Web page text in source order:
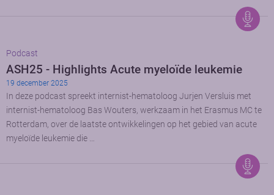
Podcast
ASH25 - Highlights Acute myeloïde leukemie
19 december 2025
In deze podcast spreekt internist-hematoloog Jurjen Versluis met
internist-hematoloog Bas Wouters, werkzaam in het Erasmus MC te
Rotterdam, over de laatste ontwikkelingen op het gebied van acute
myeloïde leukemie die …